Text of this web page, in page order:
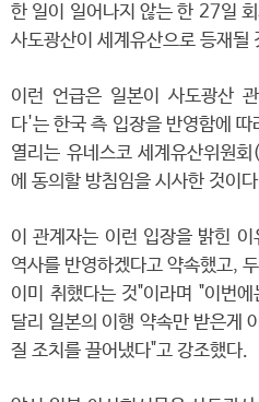
한 일이 일어나지 않는 한 27일
사도광산이 세계유산으로 등재될
이런 언급은 일본이 사도광산
다'는 한국 측 입장을 반영함에
열리는 유네스코 세계유산위원
에 동의할 방침임을 시사한 것이
이 관계자는 이런 입장을 밝힌 이
역사를 반영하겠다고 약속했고,
이미 취했다는 것"이라며 "이번
달리 일본의 이행 약속만 받은게
질 조치를 끌어냈다"고 강조했다.